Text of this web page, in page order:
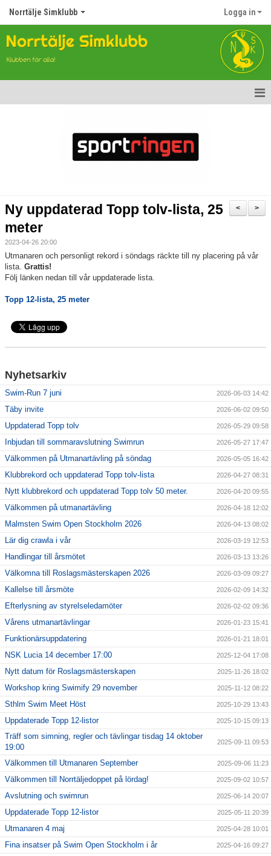
Norrtälje Simklubb Logga in
Topp Tolv
Anmälan till Simklubben
Våra tävlingar
Klubbkollektion
>
<
Ny uppdaterad Topp tolv-lista, 25
meter
2023-04-26 20:00
Utmanaren och personligt rekord i söndags räckte till ny placering på vår
lista. Grattis!
Följ länken nedan till vår uppdaterade lista.
Topp 12-lista, 25 meter
Nyhetsarkiv
Swim-Run 7 juni 2026-06-03 14:42
Täby invite 2026-06-02 09:50
Uppdaterad Topp tolv 2026-05-29 09:58
Inbjudan till sommaravslutning Swimrun 2026-05-27 17:47
Välkommen på Utmanartävling på söndag 2026-05-05 16:42
Klubbrekord och uppdaterad Topp tolv-lista 2026-04-27 08:31
Nytt klubbrekord och uppdaterad Topp tolv 50 meter. 2026-04-20 09:55
Välkommen på utmanartävling 2026-04-18 12:02
Malmsten Swim Open Stockholm 2026 2026-04-13 08:02
Lär dig crawla i vår 2026-03-19 12:53
Handlingar till årsmötet 2026-03-13 13:26
Välkomna till Roslagsmästerskapen 2026 2026-03-09 09:27
Kallelse till årsmöte 2026-02-09 14:32
Efterlysning av styrelseledamöter 2026-02-02 09:36
Vårens utmanartävlingar 2026-01-23 15:41
Funktionärsuppdatering 2026-01-21 18:01
NSK Lucia 14 december 17:00 2025-12-04 17:08
Nytt datum för Roslagsmästerskapen 2025-11-26 18:02
Workshop kring Swimify 29 november 2025-11-12 08:22
Sthlm Swim Meet Höst 2025-10-29 13:43
Uppdaterade Topp 12-listor 2025-10-15 09:13
Träff som simning, regler och tävlingar tisdag 14 oktober
19:00
2025-09-11 09:53
Välkommen till Utmanaren September 2025-09-06 11:23
Välkommen till Norrtäljedoppet på lördag! 2025-09-02 10:57
Avslutning och swimrun 2025-06-14 20:07
Uppdaterade Topp 12-listor 2025-05-11 20:39
Utmanaren 4 maj 2025-04-28 10:01
Fina insatser på Swim Open Stockholm i år 2025-04-16 09:27